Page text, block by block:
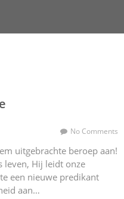
No Comments
uitgebrachte beroep aan!
leven, Hij leidt onze
een nieuwe predikant
aan…